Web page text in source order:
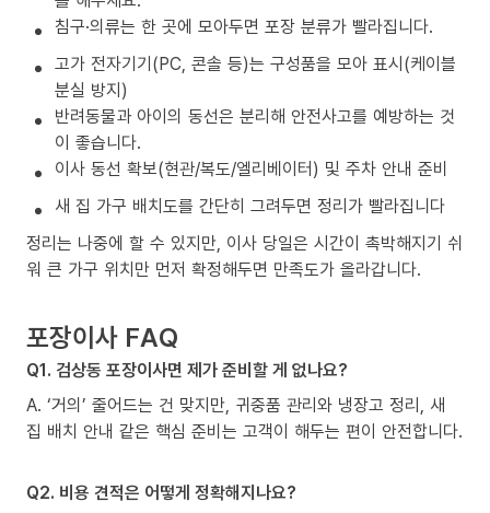
침구·의류는 한 곳에 모아두면 포장 분류가 빨라집니다.
고가 전자기기(PC, 콘솔 등)는 구성품을 모아 표시(케이블
분실 방지)
반려동물과 아이의 동선은 분리해 안전사고를 예방하는 것
이 좋습니다.
이사 동선 확보(현관/복도/엘리베이터) 및 주차 안내 준비
새 집 가구 배치도를 간단히 그려두면 정리가 빨라집니다
정리는 나중에 할 수 있지만, 이사 당일은 시간이 촉박해지기 쉬
워 큰 가구 위치만 먼저 확정해두면 만족도가 올라갑니다.
포장이사 FAQ
Q1. 검상동 포장이사면 제가 준비할 게 없나요?
A. ‘거의’ 줄어드는 건 맞지만, 귀중품 관리와 냉장고 정리, 새
집 배치 안내 같은 핵심 준비는 고객이 해두는 편이 안전합니다.
Q2. 비용 견적은 어떻게 정확해지나요?